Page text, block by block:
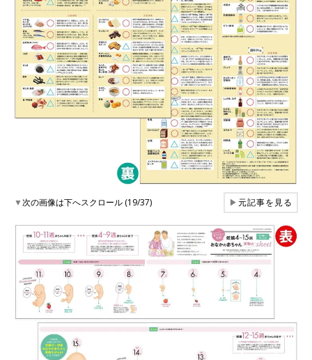
▼次の画像は下へスクロール (19/37) ▶元記事を見る